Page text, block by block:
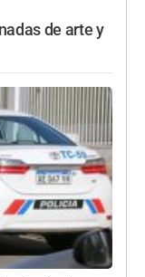
de arte y